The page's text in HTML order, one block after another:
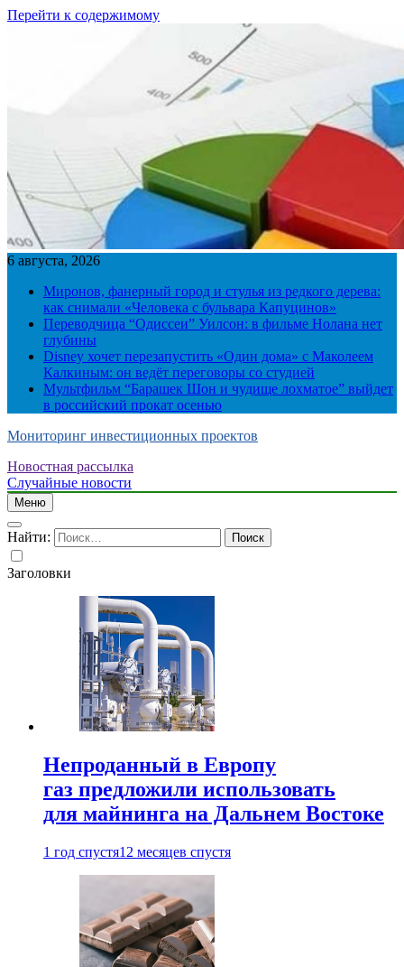
Перейти к содержимому
6 августа, 2026
Миронов, фанерный город и стулья из редкого дерева:
как снимали «Человека с бульвара Капуцинов»
Переводчица “Одиссеи” Уилсон: в фильме Нолана нет
глубины
Disney хочет перезапустить «Один дома» с Маколеем
Калкиным: он ведёт переговоры со студией
Мультфильм “Барашек Шон и чудище лохматое” выйдет
в российский прокат осенью
Мониторинг инвестиционных проектов
Новостная рассылка
Случайные новости
Меню
Найти:
Заголовки
Непроданный в Европу
газ предложили использовать
для майнинга на Дальнем Востоке
1 год спустя12 месяцев спустя